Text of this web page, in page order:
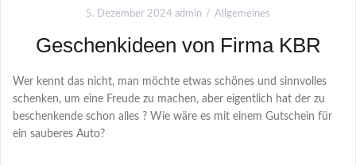
5. Dezember 2024 admin Allgemeines
Geschenkideen von Firma KBR
Wer kennt das nicht, man möchte etwas schönes und sinnvolles
schenken, um eine Freude zu machen, aber eigentlich hat der zu
beschenkende schon alles ? Wie wäre es mit einem Gutschein für
ein sauberes Auto?